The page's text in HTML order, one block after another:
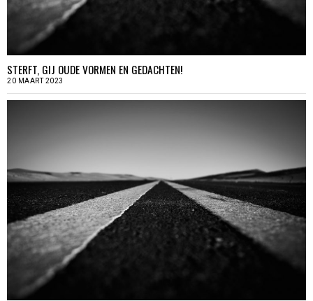
STERFT, GIJ OUDE VORMEN EN GEDACHTEN!
20 MAART 2023